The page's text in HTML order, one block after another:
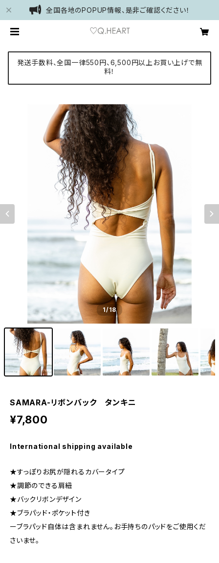
全国各地のPOPUP情報、是非ご確認ください！
発送手数料、全国一律550円、6,500円以上お買い上げで無
料！
1/18
SAMARA-リボンバック タンキニ
¥7,800
International shipping available
★すっぽりお尻が隠れるカバータイプ
★調節のできる肩紐
★バックリボンデザイン
★ブラパッド・ポケット付き
ーブラパッド自体は含まれません。お手持ちのパッドをご使用くだ
さいませ。